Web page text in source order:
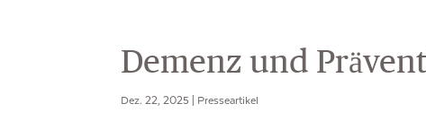
Demenz und
Dez. 22, 2025 | Presseartikel